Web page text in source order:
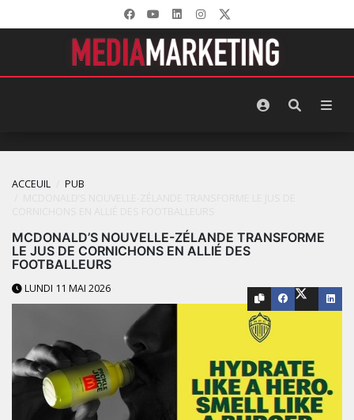
ACCEUIL
PUB
MCDONALD’S NOUVELLE-ZÉLANDE TRANSFORME
LE JUS DE CORNICHONS EN ALLIÉ DES
FOOTBALLEURS
LUNDI 11 MAI 2026